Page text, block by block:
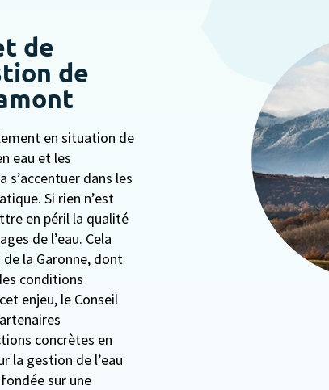
de
de
en situation de
eau et les
s’accentuer dans les
Si rien n’est
en péril la qualité
de l’eau. Cela
la Garonne, dont
conditions
enjeu, le Conseil
concrètes en
la gestion de l’eau
sur une